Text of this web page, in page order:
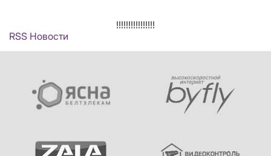
!!!!!!!!!!!!!!!!
RSS Новости